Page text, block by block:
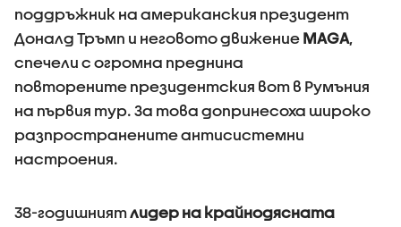
поддръжник на американския президент
Доналд Тръмп и неговото движение MAGA,
спечели с огромна преднина
повторените президентския вот в Румъния
на първия тур. За това допринесоха широко
разпространените антисистемни
настроения.
38-годишниятлидер на крайнодясната